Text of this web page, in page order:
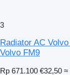
3
Radiator AC
Volvo FM9
Rp 671.100 €32,50 ≈